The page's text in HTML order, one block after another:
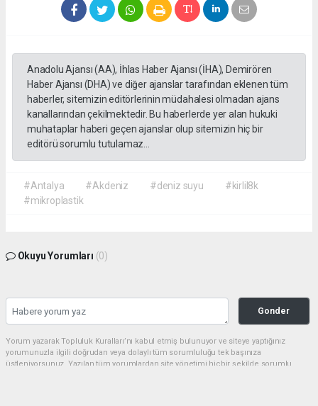
Anadolu Ajansı (AA), İhlas Haber Ajansı (İHA), Demirören
Haber Ajansı (DHA) ve diğer ajanslar tarafından eklenen tüm
haberler, sitemizin editörlerinin müdahalesi olmadan ajans
kanallarından çekilmektedir. Bu haberlerde yer alan hukuki
muhataplar haberi geçen ajanslar olup sitemizin hiç bir
editörü sorumlu tutulamaz...
#Antalya #Akdeniz #deniz suyu
#kirlil8k
#mikroplastik
Okuyu Yorumları (0)
Gonder
Yorum yazarak Topluluk Kuralları’nı kabul etmiş bulunuyor ve siteye yaptığınız
yorumunuzla ilgili doğrudan veya dolaylı tüm sorumluluğu tek başınıza
üstleniyorsunuz. Yazılan tüm yorumlardan site yönetimi hiçbir şekilde sorumlu